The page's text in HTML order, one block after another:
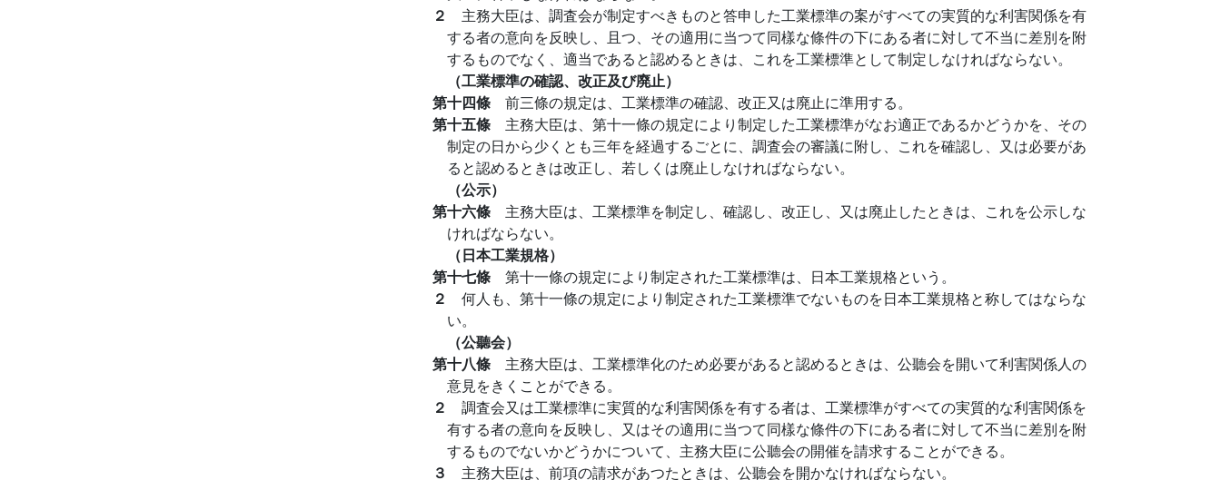
２ 主務大臣は、調査会が制定すべきものと答申した工業標準の案がすべての実質的な利害関係を有
する者の意向を反映し、且つ、その適用に当つて同樣な條件の下にある者に対して不当に差別を附
するものでなく、適当であると認めるときは、これを工業標準として制定しなければならない。
（工業標準の確認、改正及び廃止）
第十四條 前三條の規定は、工業標準の確認、改正又は廃止に準用する。
第十五條 主務大臣は、第十一條の規定により制定した工業標準がなお適正であるかどうかを、その
制定の日から少くとも三年を経過するごとに、調査会の審議に附し、これを確認し、又は必要があ
ると認めるときは改正し、若しくは廃止しなければならない。
（公示）
第十六條 主務大臣は、工業標準を制定し、確認し、改正し、又は廃止したときは、これを公示しな
ければならない。
（日本工業規格）
第十七條 第十一條の規定により制定された工業標準は、日本工業規格という。
２ 何人も、第十一條の規定により制定された工業標準でないものを日本工業規格と称してはならな
い。
（公聽会）
第十八條 主務大臣は、工業標準化のため必要があると認めるときは、公聽会を開いて利害関係人の
意見をきくことができる。
２ 調査会又は工業標準に実質的な利害関係を有する者は、工業標準がすべての実質的な利害関係を
有する者の意向を反映し、又はその適用に当つて同樣な條件の下にある者に対して不当に差別を附
するものでないかどうかについて、主務大臣に公聽会の開催を請求することができる。
３ 主務大臣は、前項の請求があつたときは、公聽会を開かなければならない。